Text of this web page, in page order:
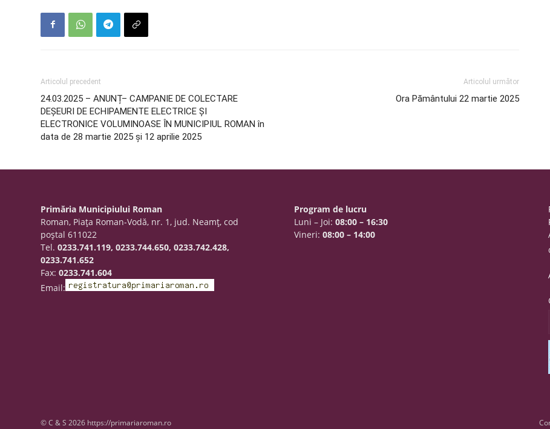
Articolul precedent
24.03.2025 – ANUNȚ– CAMPANIE DE COLECTARE
DEȘEURI DE ECHIPAMENTE ELECTRICE ȘI
ELECTRONICE VOLUMINOASE ÎN MUNICIPIUL ROMAN în
data de 28 martie 2025 și 12 aprilie 2025
Articolul următor
Ora Pământului 22 martie 2025
Primăria Municipiului Roman
Roman, Piaţa Roman-Vodă, nr. 1, jud. Neamţ, cod
poştal 611022
Tel.0233.741.119, 0233.744.650, 0233.742.428,
0233.741.652
Fax:0233.741.604
Email:
Program de lucru
Luni – Joi:08:00 – 16:30
Vineri:08:00 – 14:00
© C & S 2026 https://primariaroman.ro